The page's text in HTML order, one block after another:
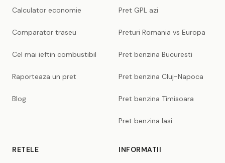
Calculator economie
Comparator traseu
Cel mai ieftin combustibil
Raporteaza un pret
Blog
Pret GPL azi
Preturi Romania vs Europa
Pret benzina Bucuresti
Pret benzina Cluj-Napoca
Pret benzina Timisoara
Pret benzina Iasi
RETELE INFORMATII